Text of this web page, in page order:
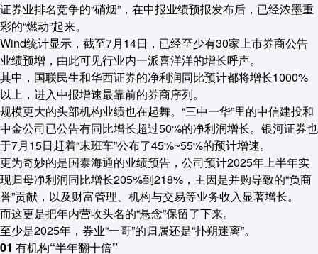
证券业排名竞争的“硝烟”，在中报业绩预报发布后，已经浓墨重
彩的“燃动”起来。
Wind统计显示，截至7月14日，已经至少有30家上市券商公告
业绩预增，由此可见行业内一派喜洋洋的增长呼声。
其中，国联民生和华西证券的净利润同比预计都将增长1000%
以上，进入中报增速最靠前的券商序列。
规模更大的头部机构业绩也在起舞。“三中一华”里的中信建投和
中金公司已公告有同比增长超过50%的净利润增长。银河证券也
于7月15日赶着“末班车”公布了45%~55%的预计增速。
更为奇妙的是国泰海通的业绩预告，公司预计2025年上半年实
现归母净利润同比增长205%到218%，主因是并购导致的“负商
誉”贡献，以及财富管理、机构与交易等业务收入显著增长。
而这更是把年内营收头名的“悬念”保留了下来。
至少是2025年，券业“一哥”的归属还是“扑朔迷离”。
01 有机构“半年翻十倍”